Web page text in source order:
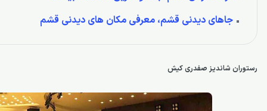
جاهای دیدنی قشم، معرفی مکان های دیدنی قشم
رستوران شاندیز صفدری کیش